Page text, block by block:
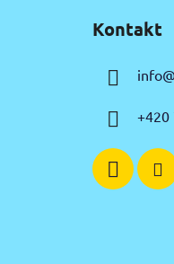
Kontakt
info
+420